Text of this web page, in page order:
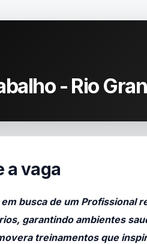
- Rio
a vaga
busca de um Profissional
garantindo ambientes
treinamentosque